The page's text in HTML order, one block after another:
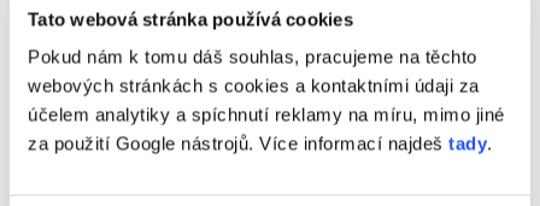
Tato webová stránka používá cookies
Pokud nám k tomu dáš souhlas, pracujeme na těchto
webových stránkách s cookies a kontaktními údaji za
účelem analytiky a spíchnutí reklamy na míru, mimo jiné
za použití Google nástrojů. Více informací najdeš tady.
contain?
- 1/3 cup measuring cup (78 ml)